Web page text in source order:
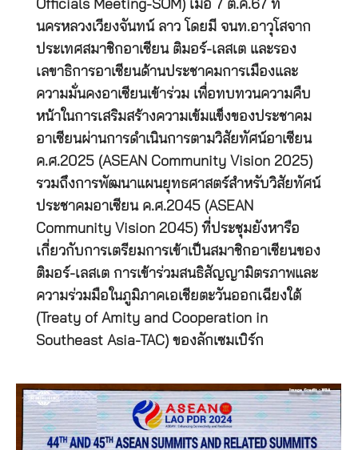
Officials Meeting-SOM) เมื่อ 7 ต.ค.67 ที่
นครหลวงเวียงจันทน์ ลาว โดยมี จนท.อาวุโสจาก
ประเทศสมาชิกอาเซียน ติมอร์-เลสเต และรอง
เลขาธิการอาเซียนด้านประชาคมการเมืองและ
ความมั่นคงอาเซียนเข้าร่วม เพื่อทบทวนความคืบ
หน้าในการเสริมสร้างความเข้มแข็งของประชาคม
อาเซียนผ่านการดำเนินการตามวิสัยทัศน์อาเซียน
ค.ศ.2025 (ASEAN Community Vision 2025)
รวมถึงการพัฒนาแผนยุทธศาสตร์สำหรับวิสัยทัศน์
ประชาคมอาเซียน ค.ศ.2045 (ASEAN
Community Vision 2045) ที่ประชุมยังหารือ
เกี่ยวกับการเตรียมการเข้าเป็นสมาชิกอาเซียนของ
ติมอร์-เลสเต การเข้าร่วมสนธิสัญญามิตรภาพและ
ความร่วมมือในภูมิภาคเอเชียตะวันออกเฉียงใต้
(Treaty of Amity and Cooperation in
Southeast Asia-TAC) ของลักเซมเบิร์ก